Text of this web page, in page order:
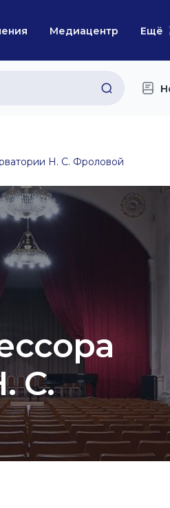
Медиацентр Ещё
Н. С. Фроловой
С.